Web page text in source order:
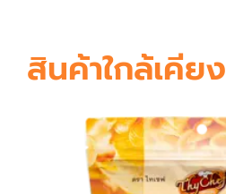
สินค้าใกล้เคียง